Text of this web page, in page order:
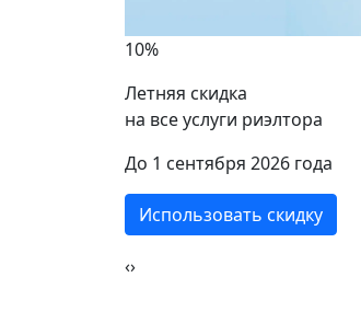
10%
Летняя скидка
на все услуги риэлтора
До 1 сентября 2026 года
Использовать скидку
‹›